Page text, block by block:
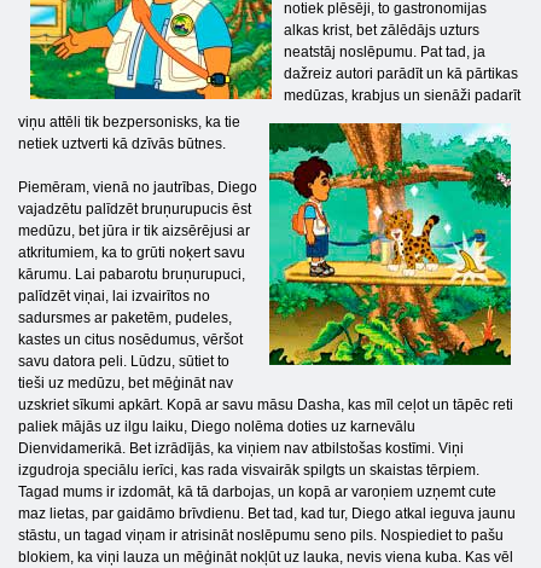
notiek plēsēji, to gastronomijas
alkas krist, bet zālēdājs uzturs
neatstāj noslēpumu. Pat tad, ja
dažreiz autori parādīt un kā pārtikas
medūzas, krabjus un sienāži padarīt
viņu attēli tik bezpersonisks, ka tie
netiek uztverti kā dzīvās būtnes.
Piemēram, vienā no jautrības, Diego
vajadzētu palīdzēt bruņurupucis ēst
medūzu, bet jūra ir tik aizsērējusi ar
atkritumiem, ka to grūti noķert savu
kārumu. Lai pabarotu bruņurupuci,
palīdzēt viņai, lai izvairītos no
sadursmes ar paketēm, pudeles,
kastes un citus nosēdumus, vēršot
savu datora peli. Lūdzu, sūtiet to
tieši uz medūzu, bet mēģināt nav
uzskriet sīkumi apkārt. Kopā ar savu māsu Dasha, kas mīl ceļot un tāpēc reti
paliek mājās uz ilgu laiku, Diego nolēma doties uz karnevālu
Dienvidamerikā. Bet izrādījās, ka viņiem nav atbilstošas ​​kostīmi. Viņi
izgudroja speciālu ierīci, kas rada visvairāk spilgts un skaistas tērpiem.
Tagad mums ir izdomāt, kā tā darbojas, un kopā ar varoņiem uzņemt cute
maz lietas, par gaidāmo brīvdienu. Bet tad, kad tur, Diego atkal ieguva jaunu
stāstu, un tagad viņam ir atrisināt noslēpumu seno pils. Nospiediet to pašu
blokiem, ka viņi lauza un mēģināt nokļūt uz lauka, nevis viena kuba. Kas vēl